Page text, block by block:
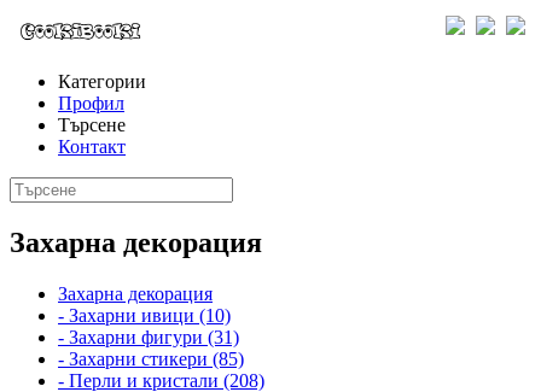
Категории
Профил
Търсене
Контакт
Захарна декорация
Захарна декорация
- Захарни ивици (10)
- Захарни фигури (31)
- Захарни стикери (85)
- Перли и кристали (208)